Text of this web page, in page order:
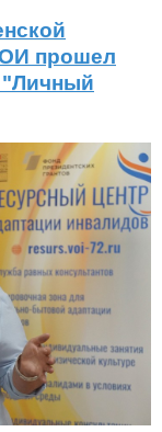
прошел
"Личный